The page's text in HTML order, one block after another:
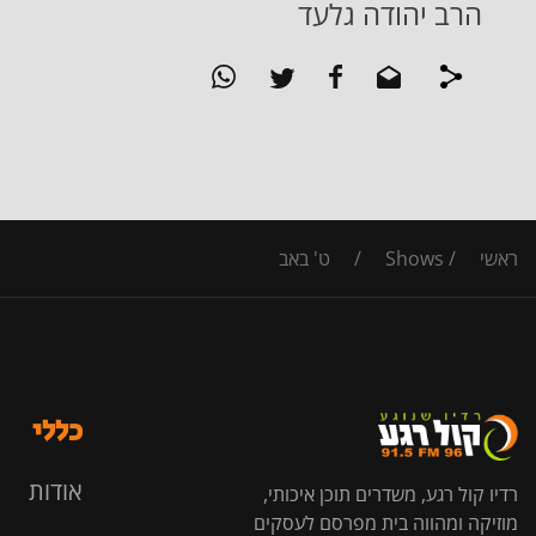
הרב יהודה גלעד
ראשי /
Shows
/ ט' באב
רדיו קול רגע, משדרים תוכן איכותי,
מוזיקה ומהווה בית מפרסם לעסקים
כללי
אודות